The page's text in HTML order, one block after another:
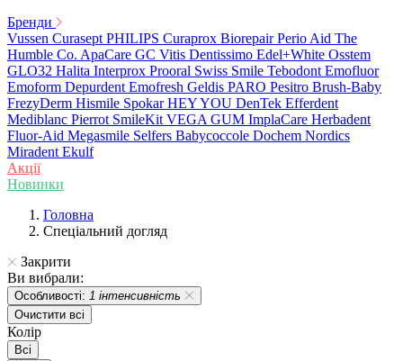
Бренди
Vussen Curasept PHILIPS Curaprox Biorepair Perio Aid The
Humble Co. ApaCare GC Vitis Dentissimo Edel+White Osstem
GLO32 Halita Interprox Prooral Swiss Smile Tebodont Emofluor
Emoform Depurdent Emofresh Geldis PARO Pesitro Brush-Baby
FrezyDerm Hismile Spokar HEY YOU DenTek Efferdent
Mediblanc Pierrot SmileKit VEGA GUM ImplaCare Herbadent
Fluor-Aid Megasmile Selfers Babycoccole Dochem Nordics
Miradent Ekulf
Акції
Новинки
Головна
Спеціальний догляд
Закрити
Ви вибрали:
Особливості: 1 інтенсивність
Очистити всі
Колір
Всі